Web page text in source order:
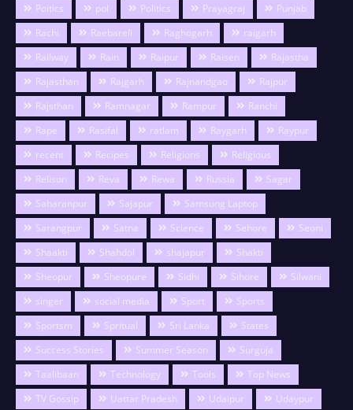
Poitics
pol Politics Prayagraj
Punjab
Rachi
Raebareli Raghogarh
raigarh
Railway
Rain Raipur Raisen
Rajastha
Rajasthan
Rajgarh Rajnandgao
Rajpur
Rajsthan
Ramnagar Rampur
Ranchi
Rape
Rasifal ratlam Raygarh
Raypur
recent
Recipes Religions
Religious
Relison
Reva Rewa Russia
Sagar
Saharanpur
Sajapur
Samsung Laptop
Sarangpur
Satna Science Sehore
Seoni
Shaakti
Shahdol shajapur
Shakti
Sheopur
Sheopure Sidhi Sihore
Silwani
singer
social media Sport
Sports
Sportsm
Spritual Sri Lanka
States
Success Stories
Summer Season
Surguja
Taalibaan
Technology Tools
Top News
TV Gossip
Uattar Pradesh Udaipur
Udaypur